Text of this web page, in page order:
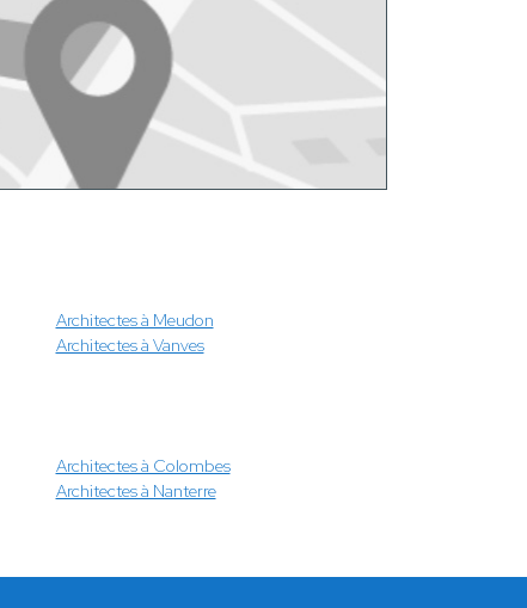
Architectes à Meudon
Architectes à Vanves
Architectes à Colombes
Architectes à Nanterre